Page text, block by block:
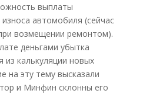
выплаты
автомобиля (сейчас
возмещении ремонтом).
деньгами убытка
из калькуляции новых
на эту тему высказали
и Минфин склонны его